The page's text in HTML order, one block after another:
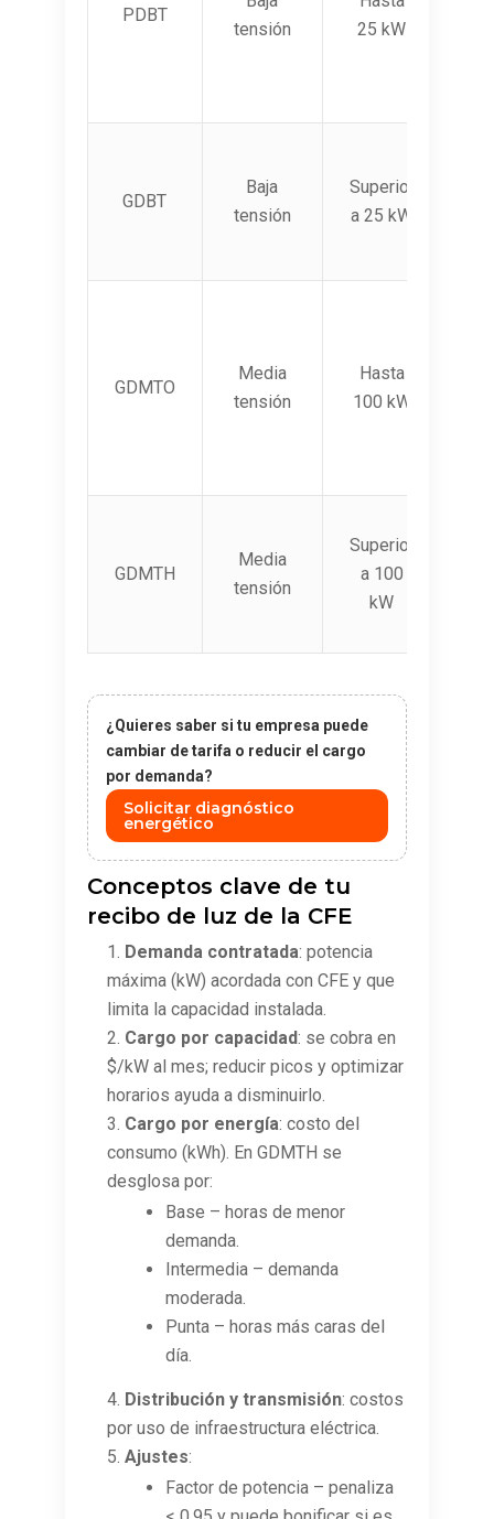
PDBT
tensión
25 kW
GDBT
Baja
tensión
Superior
a 25 kW
GDMTO
Media
tensión
Hasta
100 kW
GDMTH
Media
tensión
Superior
a 100
kW
¿Quieres saber si tu empresa puede
cambiar de tarifa o reducir el cargo
por demanda?
Solicitar diagnóstico
energético
Conceptos clave de tu
recibo de luz de la CFE
Demanda contratada: potencia
máxima (kW) acordada con CFE y que
limita la capacidad instalada.
Cargo por capacidad: se cobra en
$/kW al mes; reducir picos y optimizar
horarios ayuda a disminuirlo.
Cargo por energía: costo del
consumo (kWh). En GDMTH se
desglosa por:
Base – horas de menor
demanda.
Intermedia – demanda
moderada.
Punta – horas más caras del
día.
Distribución y transmisión: costos
por uso de infraestructura eléctrica.
Ajustes:
Factor de potencia – penaliza